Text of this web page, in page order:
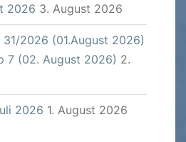
2026 3. August 2026
31/2026 (01.August 2026)
7 (02. August 2026) 2.
2026 1. August 2026